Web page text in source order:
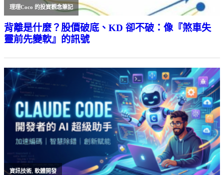
理理Coco 的投資觀念筆記
背離是什麼？股價破底、KD 卻不破：像『煞車失
靈前先變軟』的訊號
資訊技術,軟體開發